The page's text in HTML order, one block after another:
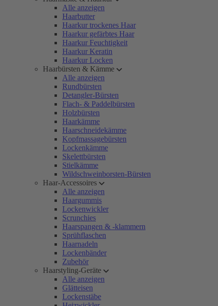
Alle anzeigen
Haarbutter
Haarkur trockenes Haar
Haarkur gefärbtes Haar
Haarkur Feuchtigkeit
Haarkur Keratin
Haarkur Locken
Haarbürsten & Kämme
Alle anzeigen
Rundbürsten
Detangler-Bürsten
Flach- & Paddelbürsten
Holzbürsten
Haarkämme
Haarschneidekämme
Kopfmassagebürsten
Lockenkämme
Skelettbürsten
Stielkämme
Wildschweinborsten-Bürsten
Haar-Accessoires
Alle anzeigen
Haargummis
Lockenwickler
Scrunchies
Haarspangen & -klammern
Sprühflaschen
Haarnadeln
Lockenbänder
Zubehör
Haarstyling-Geräte
Alle anzeigen
Glätteisen
Lockenstäbe